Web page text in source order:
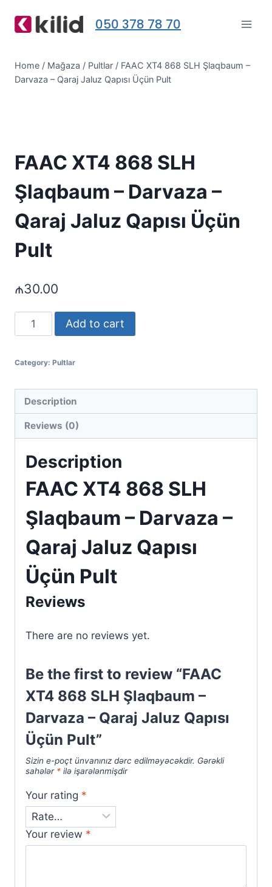
050 378 78 70
Home / Mağaza / Pultlar / FAAC XT4 868 SLH Şlaqbaum –
Darvaza – Qaraj Jaluz Qapısı Üçün Pult
FAAC XT4 868 SLH
Şlaqbaum – Darvaza –
Qaraj Jaluz Qapısı Üçün
Pult
₼30.00
FAAC
XT4
SLH
Darvaza
Jaluz
Qapısı
Üçün
Pult
quantity
Add to cart
Category: Pultlar
Description
Reviews (0)
Description
FAAC XT4 868 SLH
Şlaqbaum – Darvaza –
Qaraj Jaluz Qapısı
Üçün Pult
Reviews
There are no reviews yet.
Be the first to review “FAAC
XT4 868 SLH Şlaqbaum –
Darvaza – Qaraj Jaluz Qapısı
Üçün Pult”
Sizin e-poçt ünvanınız dərc edilməyəcəkdir. Gərəkli
sahələr * ilə işarələnmişdir
Your rating *
Your review *